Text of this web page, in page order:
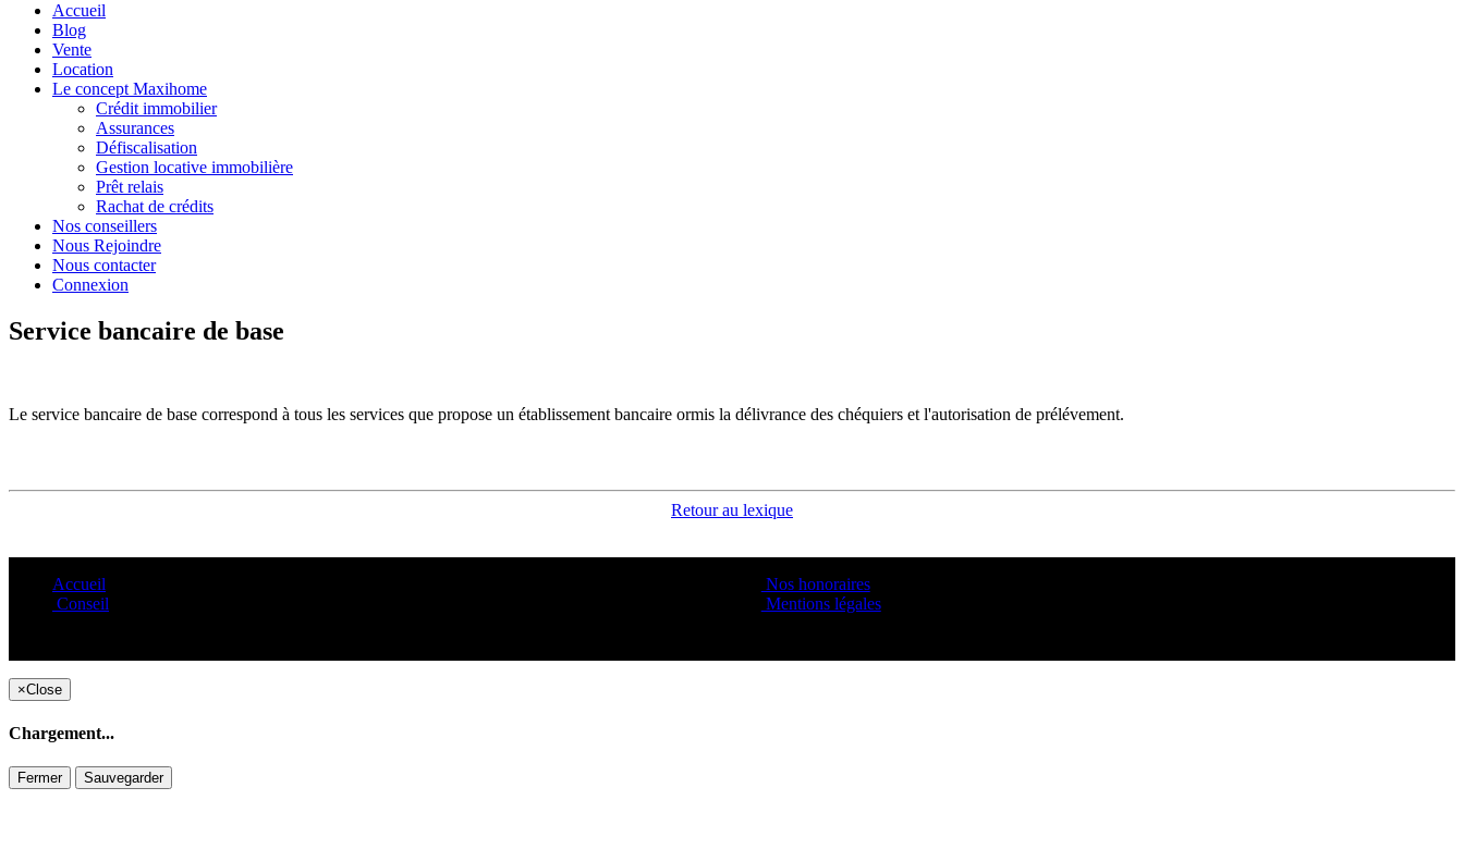
Accueil
Blog
Vente
Location
Le concept Maxihome
Crédit immobilier
Assurances
Défiscalisation
Gestion locative immobilière
Prêt relais
Rachat de crédits
Nos conseillers
Nous Rejoindre
Nous contacter
Connexion
Service bancaire de base
Le service bancaire de base correspond à tous les services que propose un établissement bancaire ormis la délivrance des chéquiers et l'autorisation de prélévement.
Retour au lexique
Accueil
Conseil
Nos honoraires
Mentions légales
×Close
Chargement...
Fermer Sauvegarder